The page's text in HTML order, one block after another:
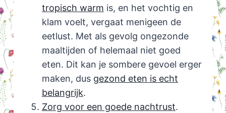
tropisch warm is, en het vochtig en
klam voelt, vergaat menigeen de
eetlust. Met als gevolg ongezonde
maaltijden of helemaal niet goed
eten. Dit kan je sombere gevoel erger
maken, dus gezond eten is echt
belangrijk.
Zorg voor een goede nachtrust.